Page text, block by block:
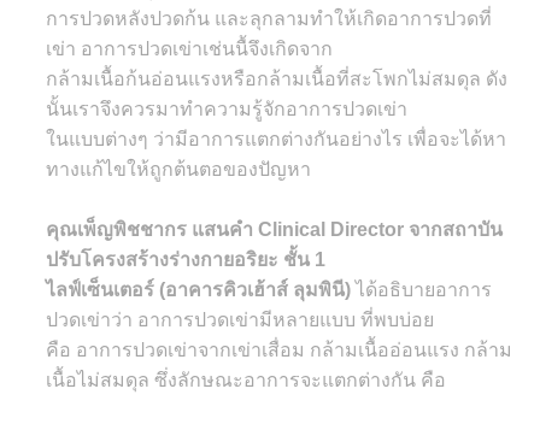
การปวดหลังปวดก้น และลุกลามทำให้เกิดอาการปวดที่
เข่า อาการปวดเข่าเช่นนื้จึงเกิดจาก
กล้ามเนื้อก้นอ่อนแรงหรือกล้ามเนื้อที่สะโพกไม่สมดุล ดัง
นั้นเราจึงควรมาทำความรู้จักอาการปวดเข่า
ในแบบต่างๆ ว่ามีอาการแตกต่างกันอย่างไร เพื่อจะได้หา
ทางแก้ไขให้ถูกต้นตอของปัญหา
คุณเพ็ญพิชชากร แสนคำ Clinical Director จากสถาบัน
ปรับโครงสร้างร่างกายอริยะ ชั้น 1
ไลฟ์เซ็นเตอร์ (อาคารคิวเฮ้าส์ ลุมพินี)ได้อธิบายอาการ
ปวดเข่าว่า อาการปวดเข่ามีหลายแบบ ที่พบบ่อย
คือ อาการปวดเข่าจากเข่าเสื่อม กล้ามเนื้ออ่อนแรง กล้าม
เนื้อไม่สมดุล ซึ่งลักษณะอาการจะแตกต่างกัน คือ